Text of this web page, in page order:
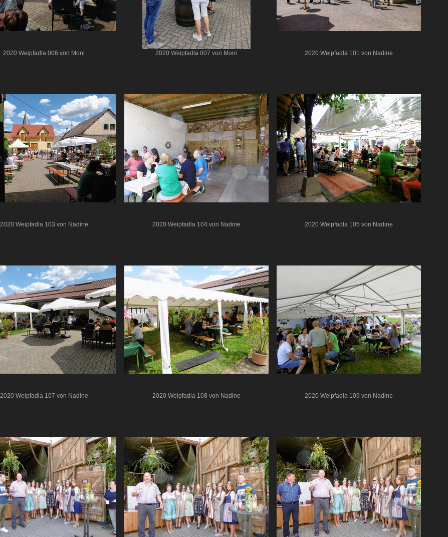
2020 Weipfadla 006 von Moni 2020 Weipfadla 007 von Moni 2020 Weipfadla 101 von Nadine
2020 Weipfadla 103 von Nadine 2020 Weipfadla 104 von Nadine 2020 Weipfadla 105 von Nadine
2020 Weipfadla 107 von Nadine 2020 Weipfadla 108 von Nadine 2020 Weipfadla 109 von Nadine